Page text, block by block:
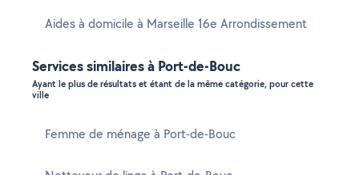
Aides à domicile à Marseille 16e Arrondissement
Services similaires à Port-de-Bouc
Ayant le plus de résultats et étant de la même catégorie, pour cette
ville
Femme de ménage à Port-de-Bouc